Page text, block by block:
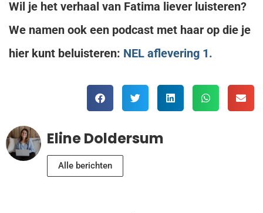
Wil je het verhaal van Fatima liever luisteren?
We namen ook een podcast met haar op die je
hier kunt beluisteren: NEL aflevering 1.
Eline Doldersum
Alle berichten